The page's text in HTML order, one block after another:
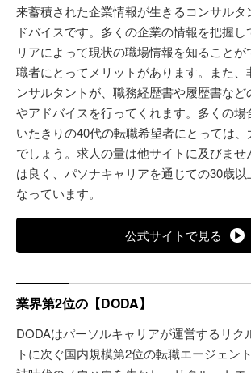
来蓄積された企業情報が生きるコンサルタ
ドバイスです。多くの企業の情報を把握
リアによって現状の職場情報を知ること
職者にとってメリットがあります。また、
ンサルタントが、職務経歴書や履歴書な
やアドバイスを行ってくれます。多くの
いたきりの40代の転職希望者にとっては
でしょう。求人の量は他サイトに及びませ
は良く、パソナキャリアを通じての30歳以
なっています。
公式サイトで見る
業界第2位の【DODA】
DODAはパーソルキャリアが運営するリク
トに次ぐ国内規模第2位の転職エージェン